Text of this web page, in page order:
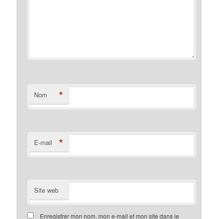
Nom *
E-mail *
Site web
Enregistrer mon nom, mon e-mail et mon site dans le